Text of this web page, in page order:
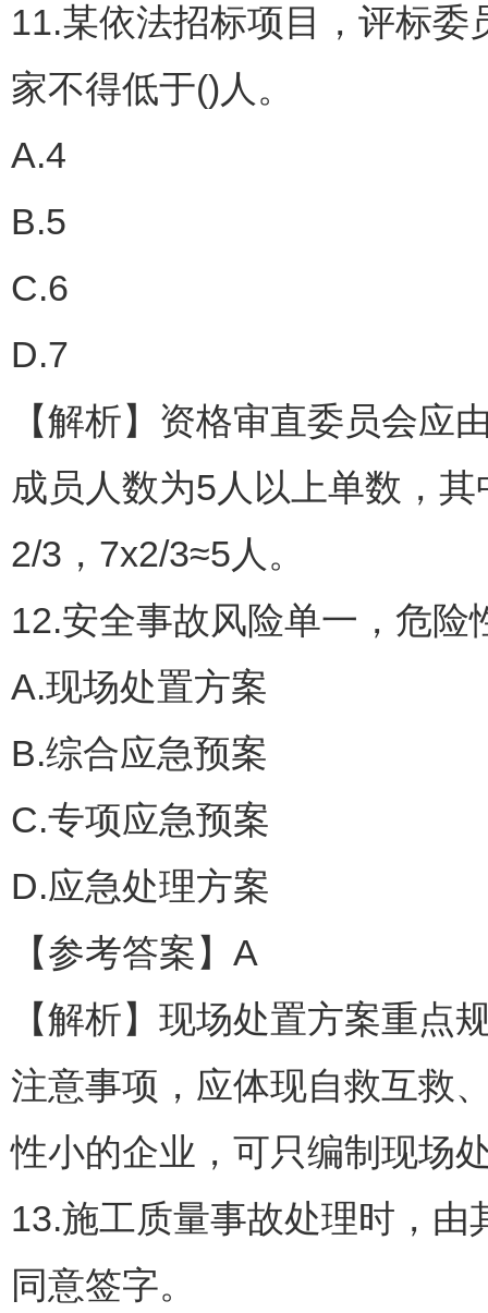
11.某依法招标项目，评标
家不得低于()人。
A.4
B.5
C.6
D.7
【解析】资格审直委员会应
成员人数为5人以上单数，
2/3，7x2/3≈5人。
12.安全事故风险单一，危
A.现场处置方案
B.综合应急预案
C.专项应急预案
D.应急处理方案
【参考答案】A
【解析】现场处置方案重点
注意事项，应体现自救互救
性小的企业，可只编制现场
13.施工质量事故处理时，
同意签字。